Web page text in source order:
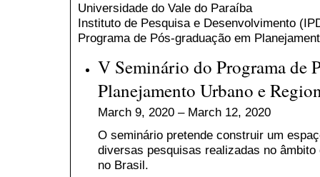
Universidade do Vale do Paraíba
Instituto de Pesquisa e Desenvolvimento
Programa de Pós-graduação em
V Seminário do Programa de
Planejamento Urbano e
March 9, 2020 – March 12, 2020
O seminário pretende construir um
diversas pesquisas realizadas no
no Brasil.